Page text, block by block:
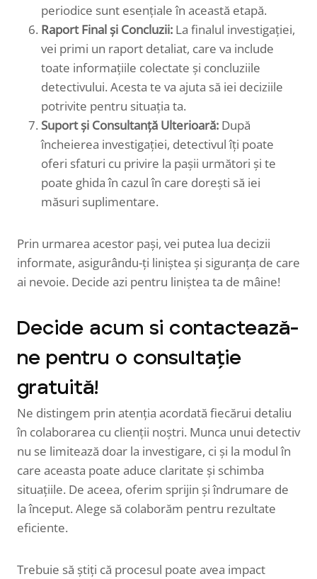
periodice sunt esențiale în această etapă.
Raport Final și Concluzii: La finalul investigației,
vei primi un raport detaliat, care va include
toate informațiile colectate și concluziile
detectivului. Acesta te va ajuta să iei deciziile
potrivite pentru situația ta.
Suport și Consultanță Ulterioară: După
încheierea investigației, detectivul îți poate
oferi sfaturi cu privire la pașii următori și te
poate ghida în cazul în care dorești să iei
măsuri suplimentare.
Prin urmarea acestor pași, vei putea lua decizii
informate, asigurându-ți liniștea și siguranța de care
ai nevoie. Decide azi pentru liniștea ta de mâine!
Decide acum si contactează-
ne pentru o consultație
gratuită!
Ne distingem prin atenția acordată fiecărui detaliu
în colaborarea cu clienții noștri. Munca unui detectiv
nu se limitează doar la investigare, ci și la modul în
care aceasta poate aduce claritate și schimba
situațiile. De aceea, oferim sprijin și îndrumare de
la început. Alege să colaborăm pentru rezultate
eficiente.
Trebuie să știți că procesul poate avea impact